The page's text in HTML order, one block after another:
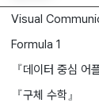
Visual
Formula 1
『데이터 중심 어
『구체 수학』